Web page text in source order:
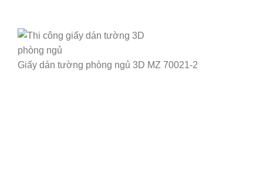
Giấy dán tường phòng ngủ 3D MZ 70021-2